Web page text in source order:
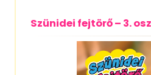
Szünidei fejtörő – 3.